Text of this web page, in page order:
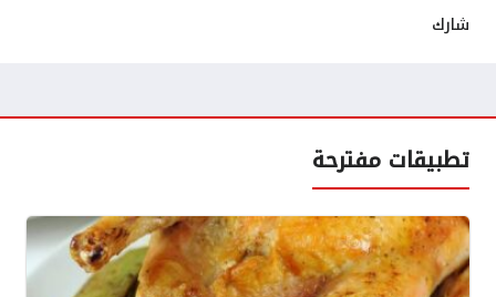
شارك
تطبيقات مفترحة